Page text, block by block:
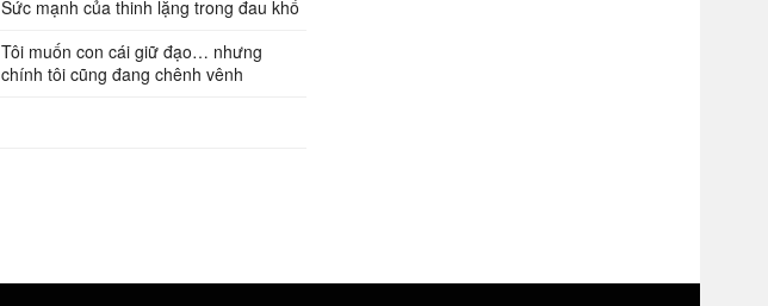
Sức mạnh của thinh lặng trong đau khổ
Tôi muốn con cái giữ đạo… nhưng
chính tôi cũng đang chênh vênh